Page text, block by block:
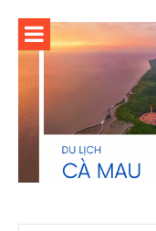
content